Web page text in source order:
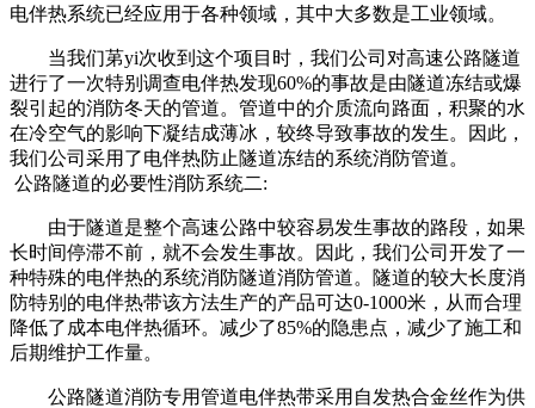
电伴热系统已经应用于各种领域，其中大多数是工业领域。
当我们苐yi次收到这个项目时，我们公司对高速公路隧道
进行了一次特别调查电伴热发现60%的事故是由隧道冻结或爆
裂引起的消防冬天的管道。管道中的介质流向路面，积聚的水
在冷空气的影响下凝结成薄冰，较终导致事故的发生。因此，
我们公司采用了电伴热防止隧道冻结的系统消防管道。
公路隧道的必要性消防系统二:
由于隧道是整个高速公路中较容易发生事故的路段，如果
长时间停滞不前，就不会发生事故。因此，我们公司开发了一
种特殊的电伴热的系统消防隧道消防管道。隧道的较大长度消
防特别的电伴热带该方法生产的产品可达0-1000米，从而合理
降低了成本电伴热循环。减少了85%的隐患点，减少了施工和
后期维护工作量。
公路隧道消防专用管道电伴热带采用自发热合金丝作为供